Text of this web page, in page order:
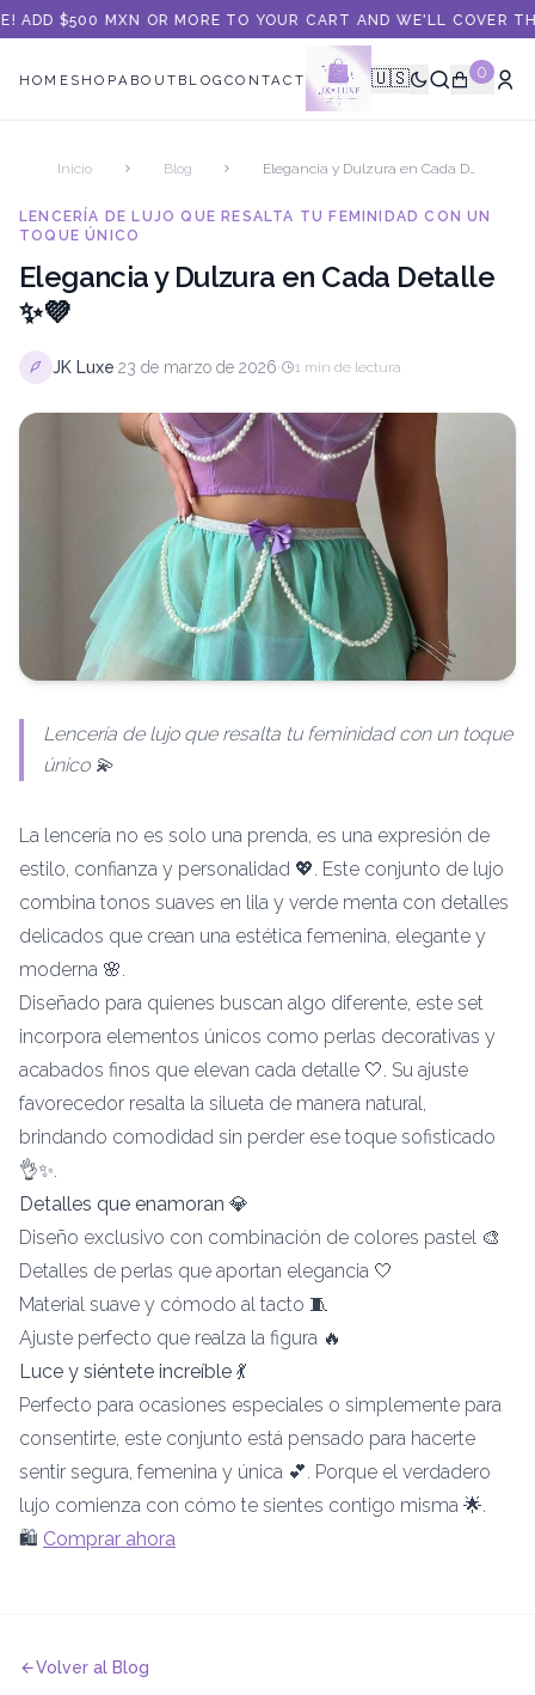
$500 MXN OR MORE TO YOUR CART AND WE'LL COVER THE
HOME SHOPABOUT BLOGCONTACT 🇺🇸 0
Inicio Blog Elegancia y Dulzura en Cada Detalle ✨💜
LENCERÍA DE LUJO QUE RESALTA TU FEMINIDAD CON UN
TOQUE ÚNICO
Elegancia y Dulzura en Cada Detalle
✨💜
JK Luxe·23 de marzo de 2026· 1 min de lectura
Lencería de lujo que resalta tu feminidad con un toque
único 💫
La lencería no es solo una prenda, es una expresión de
estilo, confianza y personalidad 💖. Este conjunto de lujo
combina tonos suaves en lila y verde menta con detalles
delicados que crean una estética femenina, elegante y
moderna 🌸.
Diseñado para quienes buscan algo diferente, este set
incorpora elementos únicos como perlas decorativas y
acabados finos que elevan cada detalle 🤍. Su ajuste
favorecedor resalta la silueta de manera natural,
brindando comodidad sin perder ese toque sofisticado
👌✨.
Detalles que enamoran 💎
Diseño exclusivo con combinación de colores pastel 🎨
Detalles de perlas que aportan elegancia 🤍
Material suave y cómodo al tacto 🧵
Ajuste perfecto que realza la figura 🔥
Luce y siéntete increíble 💃
Perfecto para ocasiones especiales o simplemente para
consentirte, este conjunto está pensado para hacerte
sentir segura, femenina y única 💕. Porque el verdadero
lujo comienza con cómo te sientes contigo misma 🌟.
🛍️ Comprar ahora
Volver al Blog